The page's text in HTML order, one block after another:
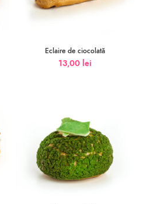
Eclaire de ciocolată
13,00 lei